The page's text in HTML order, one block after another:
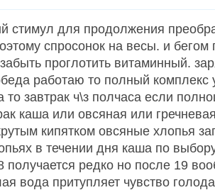
стимул для продолжения
спросонок на весы. и бегом
проглотить витаминный.
работаю то полный комплекс
то завтрак ч\з полчаса если
каша или овсяная или
кипятком овсяные хлопья
в течении дня каша по
получается редко но после 19
вода притупляет чувство